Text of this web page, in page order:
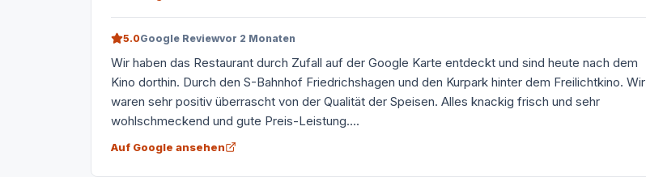
5.0Google Reviewvor 2 Monaten
Wir haben das Restaurant durch Zufall auf der Google Karte entdeckt und sind heute nach dem
Kino dorthin. Durch den S-Bahnhof Friedrichshagen und den Kurpark hinter dem Freilichtkino. Wir
waren sehr positiv überrascht von der Qualität der Speisen. Alles knackig frisch und sehr
wohlschmeckend und gute Preis-Leistung....
Auf Google ansehen